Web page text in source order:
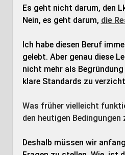
Es geht nicht darum, den
Nein, es geht darum, die
Ich habe diesen Beruf
gelebt. Aber genau diese
nicht mehr als
klare Standards zu
Was früher vielleicht
den heutigen Bedingungen
Deshalb müssen wir